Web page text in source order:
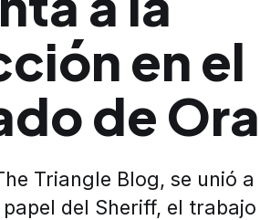
en el
de
Triangle Blog, se unió
del Sheriff, el